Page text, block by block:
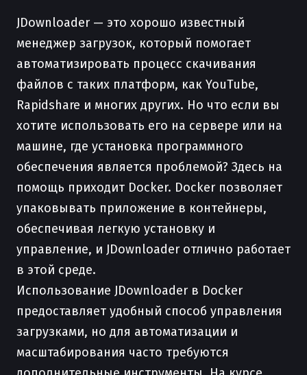
JDownloader — это хорошо известный
менеджер загрузок, который помогает
автоматизировать процесс скачивания
файлов с таких платформ, как YouTube,
Rapidshare и многих других. Но что если вы
хотите использовать его на сервере или на
машине, где установка программного
обеспечения является проблемой? Здесь на
помощь приходит Docker. Docker позволяет
упаковывать приложение в контейнеры,
обеспечивая легкую установку и
управление, и JDownloader отлично работает
в этой среде.
Использование JDownloader в Docker
предоставляет удобный способ управления
загрузками, но для автоматизации и
масштабирования часто требуются